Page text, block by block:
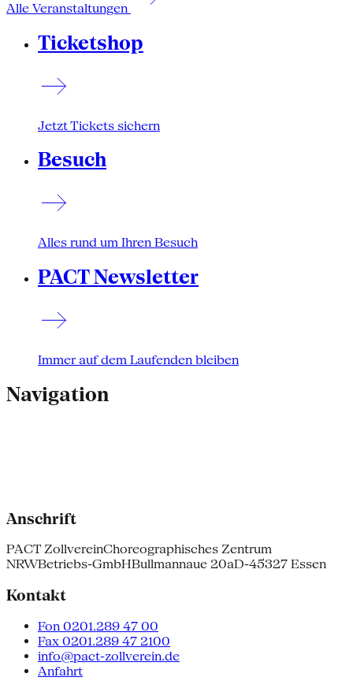
Alle Veranstaltungen
Ticketshop
Jetzt Tickets sichern
Besuch
Alles rund um Ihren Besuch
PACT Newsletter
Immer auf dem Laufenden bleiben
Navigation
Anschrift
PACT ZollvereinChoreographisches Zentrum
NRWBetriebs-GmbHBullmannaue 20aD-45327 Essen
Kontakt
Fon 0201.289 47 00
Fax 0201.289 47 2100
info@pact-zollverein.de
Anfahrt